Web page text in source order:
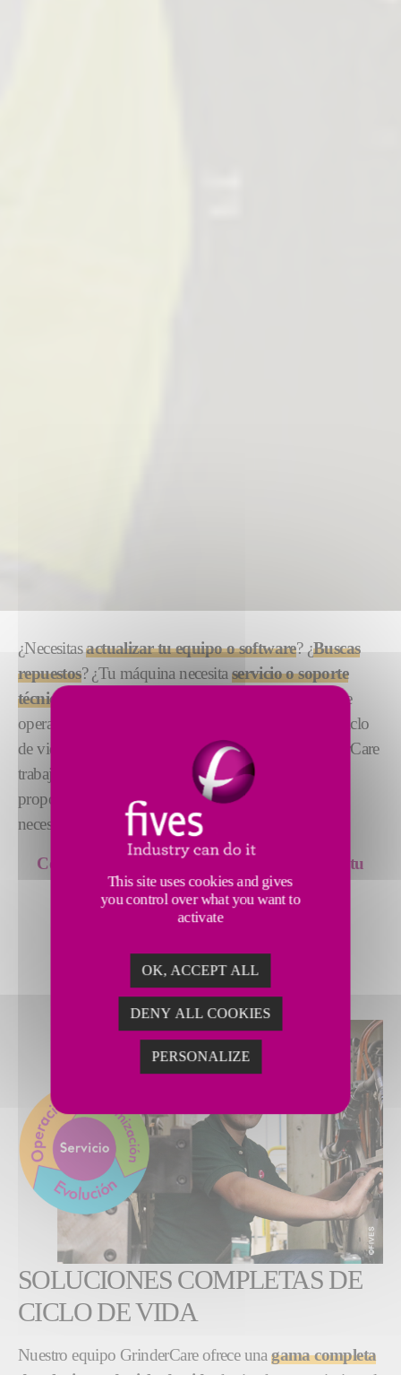
¿Necesitasactualizar tu equipo o software? ¿Buscas
repuestos? ¿Tu máquina necesitaservicio o soporte
técnico
? Ofrecemos una amplia gama de servicios de
operación, optimización y evolución a lo largo del ciclo
de vida de tus rectificadoras. Nuestro equipo GrinderCare
trabajará directamente contigo para garantizar que
proporcionemos soluciones que se adapten a tus
necesidades.
Contáctanos para programar el servicio para tu
máquina
SOLUCIONES COMPLETAS DE
CICLO DE VIDA
Nuestro equipo GrinderCare ofrece unagama completa
This site uses cookies and gives
you control over what you want to
activate
OK, ACCEPT ALL
DENY ALL COOKIES
PERSONALIZE